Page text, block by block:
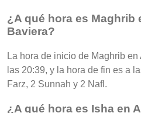
¿A qué hora es Maghrib
Baviera?
La hora de inicio de Maghrib
las 20:39, y la hora de fin es a
Farz, 2 Sunnah y 2 Nafl.
¿A qué hora es Isha en